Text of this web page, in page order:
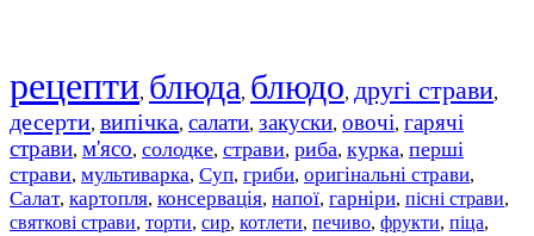
рецепти, блюда, блюдо, другі страви,
десерти, випічка, салати, закуски, овочі, гарячі
страви, м'ясо, солодке, страви, риба, курка, перші
страви, мультиварка, Суп, гриби, оригінальні страви,
Салат, картопля, консервація, напої, гарніри, пісні страви,
святкові страви, торти, сир, котлети, печиво, фрукти, піца,